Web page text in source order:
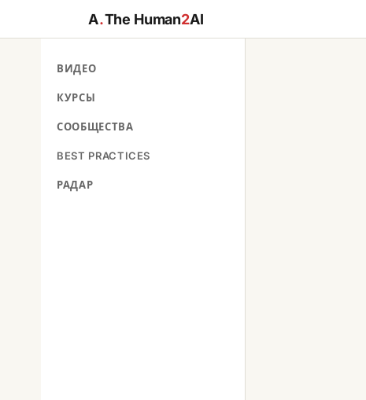
A.The Human2AI
ВИДЕО
КУРСЫ
СООБЩЕСТВА
BEST PRACTICES
РАДАР